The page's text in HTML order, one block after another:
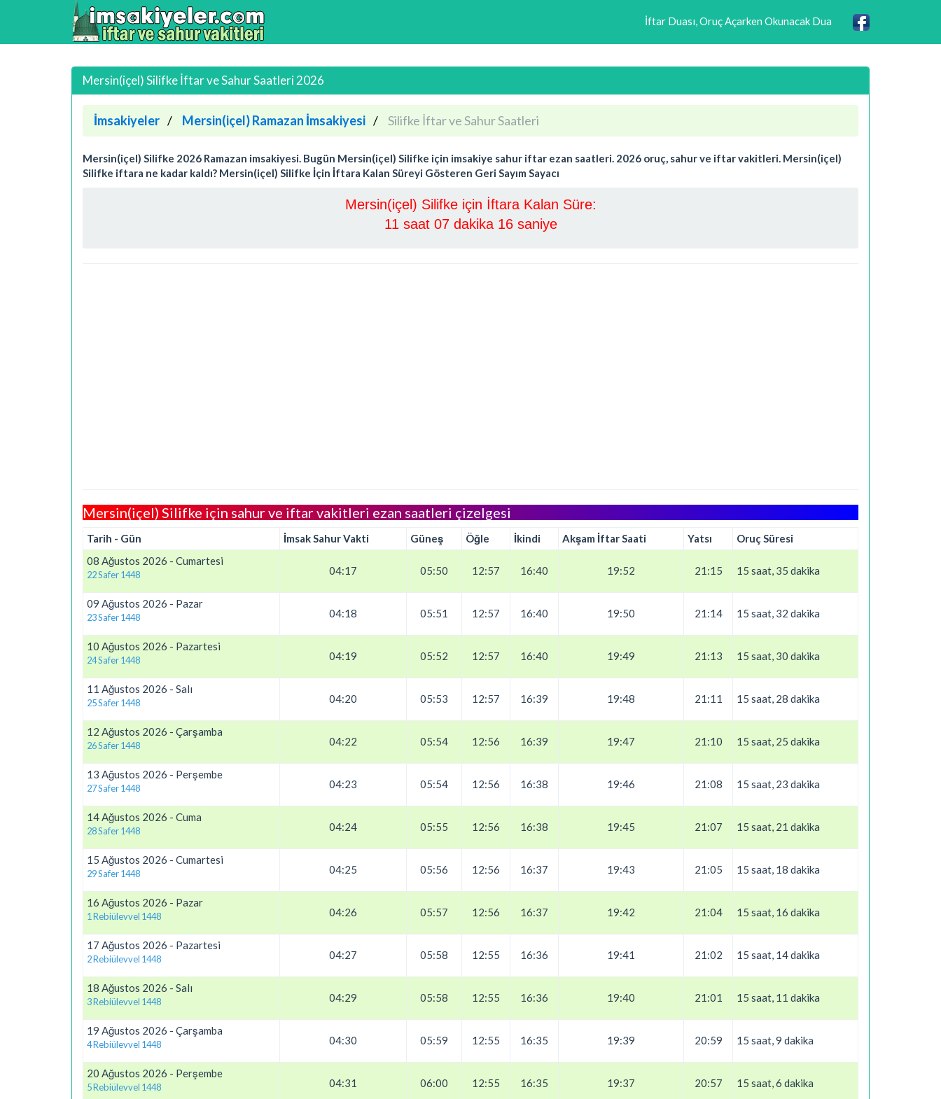
İftar Duası, Oruç Açarken Okunacak Dua
Mersin(içel) Silifke İftar ve Sahur Saatleri 2026
İmsakiyeler Mersin(içel) Ramazan İmsakiyesi Silifke İftar ve Sahur Saatleri
Mersin(içel) Silifke 2026 Ramazan imsakiyesi. Bugün Mersin(içel) Silifke için imsakiye sahur iftar ezan saatleri. 2026 oruç, sahur ve iftar vakitleri. Mersin(içel)
Silifke iftara ne kadar kaldı? Mersin(içel) Silifke İçin İftara Kalan Süreyi Gösteren Geri Sayım Sayacı
Mersin(içel) Silifke için İftara Kalan Süre:
11 saat 07 dakika 15 saniye
Mersin(içel) Silifke için sahur ve iftar vakitleri ezan saatleri çizelgesi
Tarih - Gün İmsak Sahur Vakti Güneş Öğle İkindi Akşam İftar Saati Yatsı
Oruç Süresi
08 Ağustos 2026 - Cumartesi
22 Safer 1448 04:17 05:50 12:57 16:40 19:52 21:15 15 saat, 35 dakika
09 Ağustos 2026 - Pazar
23 Safer 1448 04:18 05:51 12:57 16:40 19:50 21:14 15 saat, 32 dakika
10 Ağustos 2026 - Pazartesi
24 Safer 1448 04:19 05:52 12:57 16:40 19:49 21:13 15 saat, 30 dakika
11 Ağustos 2026 - Salı
25 Safer 1448 04:20 05:53 12:57 16:39 19:48 21:11 15 saat, 28 dakika
12 Ağustos 2026 - Çarşamba
26 Safer 1448 04:22 05:54 12:56 16:39 19:47 21:10 15 saat, 25 dakika
13 Ağustos 2026 - Perşembe
27 Safer 1448 04:23 05:54 12:56 16:38 19:46 21:08 15 saat, 23 dakika
14 Ağustos 2026 - Cuma
28 Safer 1448 04:24 05:55 12:56 16:38 19:45 21:07 15 saat, 21 dakika
15 Ağustos 2026 - Cumartesi
29 Safer 1448 04:25 05:56 12:56 16:37 19:43 21:05 15 saat, 18 dakika
16 Ağustos 2026 - Pazar
1 Rebiülevvel 1448 04:26 05:57 12:56 16:37 19:42 21:04 15 saat, 16 dakika
17 Ağustos 2026 - Pazartesi
2 Rebiülevvel 1448 04:27 05:58 12:55 16:36 19:41 21:02 15 saat, 14 dakika
18 Ağustos 2026 - Salı
3 Rebiülevvel 1448 04:29 05:58 12:55 16:36 19:40 21:01 15 saat, 11 dakika
19 Ağustos 2026 - Çarşamba
4 Rebiülevvel 1448 04:30 05:59 12:55 16:35 19:39 20:59 15 saat, 9 dakika
20 Ağustos 2026 - Perşembe
5 Rebiülevvel 1448 04:31 06:00 12:55 16:35 19:37 20:57 15 saat, 6 dakika